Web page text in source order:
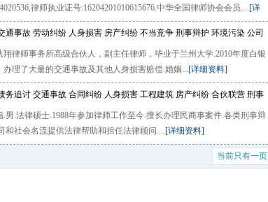
律师执业证号:16204201010615676.中华全国律师协会会员....[详
通事故 劳动纠纷 人身损害 房产纠纷 不当竞争 刑事辩护 环境污染 公司
翔律师事务所高级合伙人，副主任律师，毕业于兰州大学.2010年度白银
办理了大量的交通事故及其他人身损害赔偿.婚姻...[详细资料]
务追讨 交通事故 合同纠纷 人身损害 工程建筑 房产纠纷 合伙联营 刑事
.男.法律硕士.1988年参加律师工作至今.擅长办理民商事案件.各类刑事辩
和社会名流提供法律帮助和担任法律顾问....[详细资料]
当前只有一页